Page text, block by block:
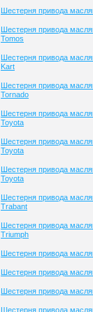
Шестерня привода
Шестерня привода
Tomos
Шестерня привода
Kart
Шестерня привода
Tornado
Шестерня привода
Toyota
Шестерня привода
Toyota
Шестерня привода
Toyota
Шестерня привода
Trabant
Шестерня привода
Triumph
Шестерня привода
Шестерня привода
Шестерня привода
Шестерня привода